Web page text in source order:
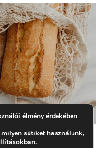
élmény érdekében
sütiket használunk,
.